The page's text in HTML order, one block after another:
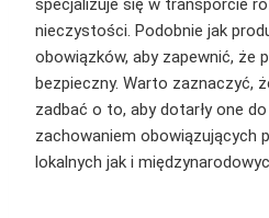
specjalizuje się w transporcie
nieczystości. Podobnie jak
obowiązków, aby zapewnić, że
bezpieczny. Warto zaznaczyć,
zadbać o to, aby dotarły one
zachowaniem obowiązujących
lokalnych jak i